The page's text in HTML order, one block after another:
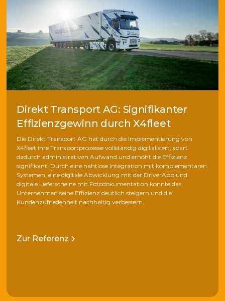
Direkt Transport AG: Signifikanter
Effizienzgewinn durch X4fleet
Die Direkt Transport AG hat durch die Implementierung von
X4fleet ihre Transportprozesse vollständig digitalisiert, spart
dadurch administrativen Aufwand und erhöht die Effizienz
signifikant. Durch eine nahtlose Integration mit komplementären
Systemen, eine digitale Abwicklung mit der DriverApp und
digitale Lieferscheine mit Fotodokumentation konnte das
Unternehmen seine Effizienz deutlich steigern und die
Kundenzufriedenheit nachhaltig verbessern.
Zur Referenz